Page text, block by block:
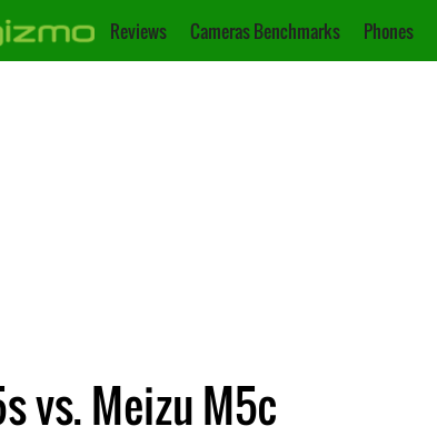
Reviews Cameras Benchmarks Phones
vs. Meizu M5c